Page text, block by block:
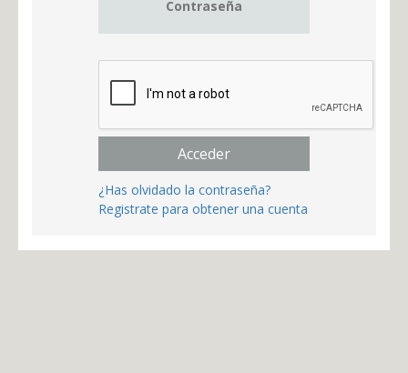
Acceder
¿Has olvidado la contraseña?
Registrate para obtener una cuenta